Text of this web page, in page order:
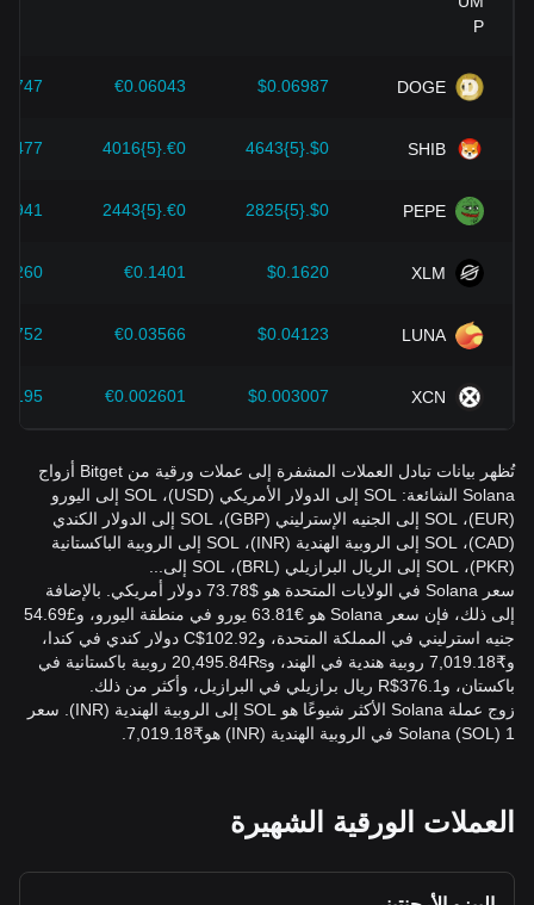
DOGE
$0.06987
€0.06043
SHIB
$0.{5}4643
€0.{5}4016
PEPE
$0.{5}2825
€0.{5}2443
XLM
$0.1620
€0.1401
LUNA
$0.04123
€0.03566
XCN
$0.003007
€0.002601
تُظهر بيانات تبادل العملات المشفرة إلى عملات ورقية من Bitget أزواج
Solana الشائعة: SOL إلى الدولار الأمريكي (USD)، SOL إلى اليورو
(EUR)، SOL إلى الجنيه الإسترليني (GBP)، SOL إلى الدولار الكندي
(CAD)، SOL إلى الروبية الهندية (INR)، SOL إلى الروبية الباكستانية
(PKR)، SOL إلى الريال البرازيلي (BRL)، SOL إلى...
سعر Solana في الولايات المتحدة هو $73.78 دولار أمريكي. بالإضافة
إلى ذلك، فإن سعر Solana هو €63.81 يورو في منطقة اليورو، و£54.69
جنيه استرليني في المملكة المتحدة، وC$102.92 دولار كندي في كندا،
و₹7,019.18 روبية هندية في الهند، و₨20,495.84 روبية باكستانية في
باكستان، وR$376.1 ريال برازيلي في البرازيل، وأكثر من ذلك.
زوج عملة Solana الأكثر شيوعًا هو SOL إلى الروبية الهندية (INR). سعر
1 Solana (SOL) في الروبية الهندية (INR) هو₹7,019.18.
العملات الورقية الشهيرة